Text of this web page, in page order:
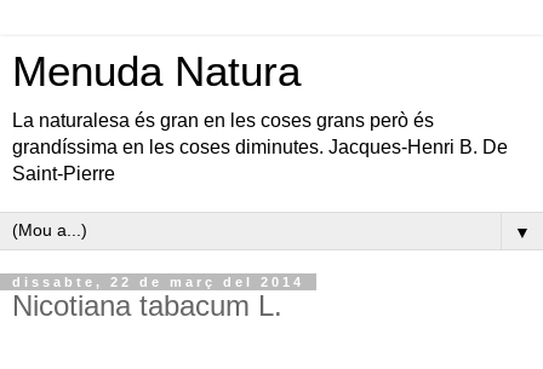
Menuda Natura
La naturalesa és gran en les coses grans però és
grandíssima en les coses diminutes. Jacques-Henri B. De
Saint-Pierre
▼
dissabte, 22 de març del 2014
Nicotiana tabacum L.